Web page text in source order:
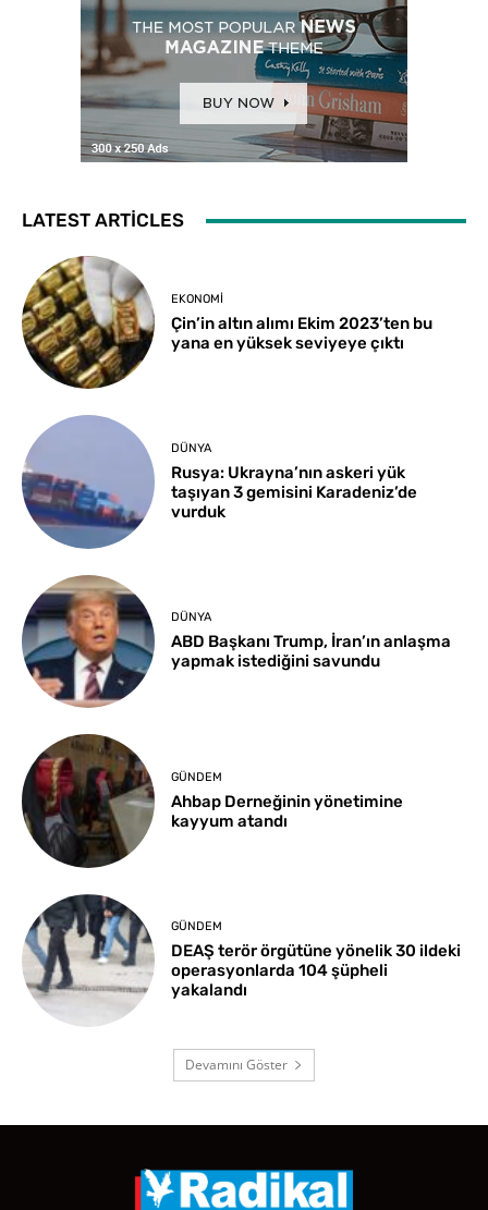
LATEST ARTICLES
EKONOMI
Çin’in altın alımı Ekim 2023’ten bu
yana en yüksek seviyeye çıktı
DÜNYA
Rusya: Ukrayna’nın askeri yük
taşıyan 3 gemisini Karadeniz’de
vurduk
DÜNYA
ABD Başkanı Trump, İran’ın anlaşma
yapmak istediğini savundu
GÜNDEM
Ahbap Derneğinin yönetimine
kayyum atandı
GÜNDEM
DEAŞ terör örgütüne yönelik 30 ildeki
operasyonlarda 104 şüpheli
yakalandı
Devamını Göster